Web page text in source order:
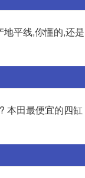
平线,你懂的,还是
本田最便宜的四缸